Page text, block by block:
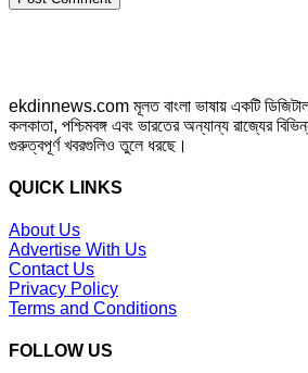
ekdinnews.com মূলত বাংলা ভাষায় একটি ডিজিটাল
কলকাতা, পশ্চিমবঙ্গ এবং ভারতের অন্যান্য রাজ্যের
গুরুত্বপূর্ণ খবরগুলিও তুলে ধরছে।
QUICK LINKS
About Us
Advertise With Us
Contact Us
Privacy Policy
Terms and Conditions
FOLLOW US